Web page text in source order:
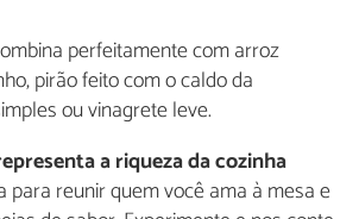
perfeitamente com arroz
pirão feito com o caldo da
ou vinagrete leve.
a riqueza da cozinha
para reunir quem você ama à mesa e